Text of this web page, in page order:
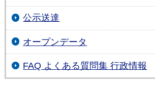
公示送達
オープンデータ
FAQ よくある質問集 行政情報